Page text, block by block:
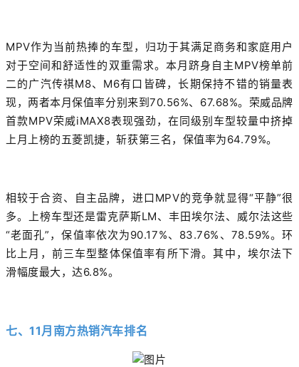
MPV作为当前热捧的车型，归功于其满足商务和家庭用户
对于空间和舒适性的双重需求。本月跻身自主MPV榜单前
二的广汽传祺M8、M6有口皆碑，长期保持不错的销量表
现，两者本月保值率分别来到70.56%、67.68%。荣威品牌
首款MPV荣威iMAX8表现强劲，在同级别车型较量中挤掉
上月上榜的五菱凯捷，斩获第三名，保值率为64.79%。
相较于合资、自主品牌，进口MPV的竞争就显得“平静”很
多。上榜车型还是雷克萨斯LM、丰田埃尔法、威尔法这些
“老面孔”，保值率依次为90.17%、83.76%、78.59%。环
比上月，前三车型整体保值率有所下滑。其中，埃尔法下
滑幅度最大，达6.8%。
七、11月南方热销汽车排名